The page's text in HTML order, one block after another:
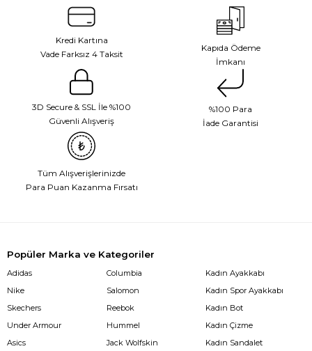
Kredi Kartına
Vade Farksız 4 Taksit
Kapıda Ödeme
İmkanı
3D Secure & SSL İle %100
Güvenli Alışveriş
%100 Para
İade Garantisi
Tüm Alışverişlerinizde
Para Puan Kazanma Fırsatı
Popüler Marka ve Kategoriler
Adidas
Nike
Skechers
Under Armour
Asics
Columbia
Salomon
Reebok
Hummel
Jack Wolfskin
Kadın Ayakkabı
Kadın Spor Ayakkabı
Kadın Bot
Kadın Çizme
Kadın Sandalet